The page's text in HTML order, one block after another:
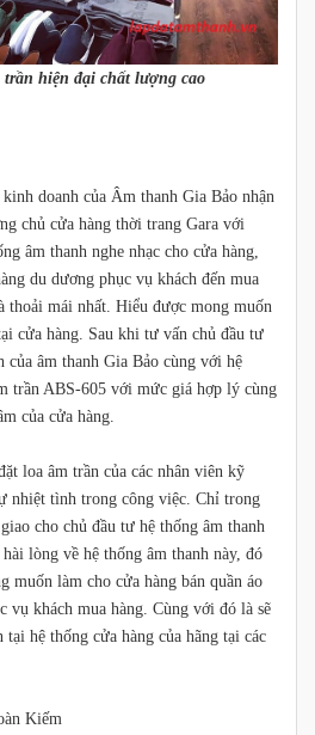
trần hiện đại chất lượng cao
doanh của Âm thanh Gia Bảo nhận
chủ cửa hàng thời trang Gara với
âm thanh nghe nhạc cho cửa hàng,
du dương phục vụ khách đến mua
thoải mái nhất. Hiểu được mong muốn
cửa hàng. Sau khi tư vấn chủ đầu tư
âm thanh Gia Bảo cùng với hệ
trần ABS-605 với mức giá hợp lý cùng
của cửa hàng.
loa âm trần của các nhân viên kỹ
nhiệt tình trong công việc. Chỉ trong
cho chủ đầu tư hệ thống âm thanh
lòng về hệ thống âm thanh này, đó
muốn làm cho cửa hàng bán quần áo
vụ khách mua hàng. Cùng với đó là sẽ
hệ thống cửa hàng của hãng tại các
Kiếm